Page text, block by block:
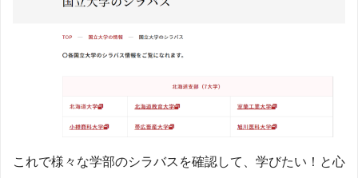
これで様々な学部のシラバスを確認して、学びたい！と心